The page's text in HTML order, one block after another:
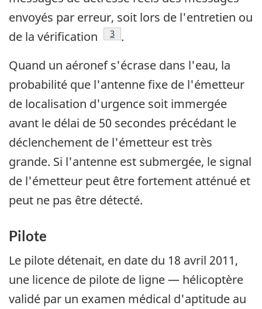
envoyés par erreur, soit lors de l'entretien ou
de la vérification
Note de bas de page
3 .
Quand un aéronef s'écrase dans l'eau, la
probabilité que l'antenne fixe de l'émetteur
de localisation d'urgence soit immergée
avant le délai de 50 secondes précédant le
déclenchement de l'émetteur est très
grande. Si l'antenne est submergée, le signal
de l'émetteur peut être fortement atténué et
peut ne pas être détecté.
Pilote
Le pilote détenait, en date du 18 avril 2011,
une licence de pilote de ligne — hélicoptère
validé par un examen médical d'aptitude au